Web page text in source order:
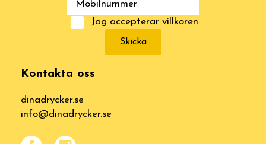
Jag accepterar villkoren
Skicka
Kontakta oss
dinadrycker.se
info@dinadrycker.se